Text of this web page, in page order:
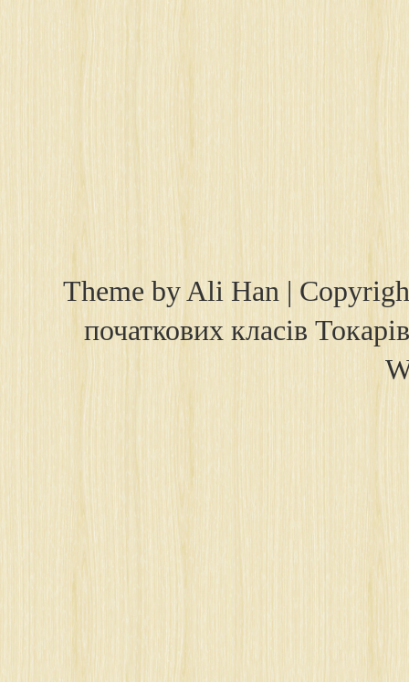
Theme byAli Han |
початкових класів